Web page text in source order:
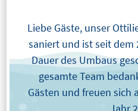
Liebe Gäste, unser
saniert und ist seit dem
Dauer des Umbaus
gesamte Team
Gästen und freuen sich